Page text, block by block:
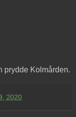
prydde Kolmården.
2020